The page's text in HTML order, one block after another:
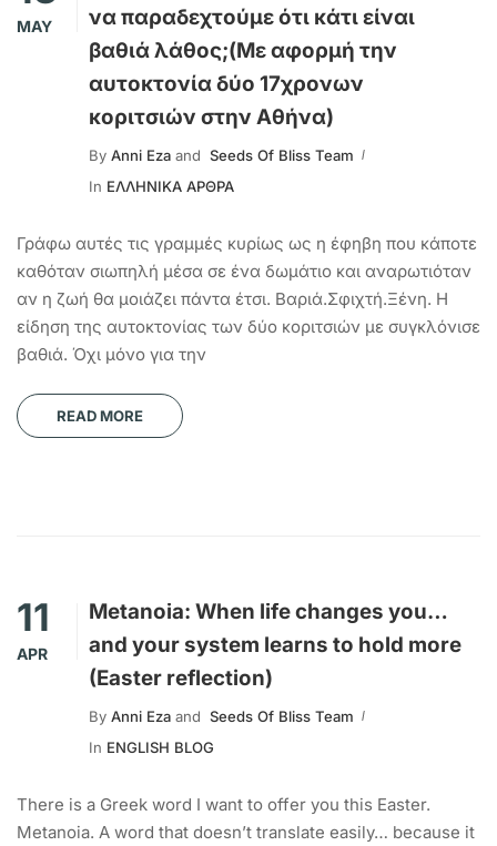
MAY
να παραδεχτούμε ότι κάτι είναι
βαθιά λάθος;(Με αφορμή την
αυτοκτονία δύο 17χρονων
κοριτσιών στην Αθήνα)
By Anni Eza and Seeds Of Bliss Team
In ΕΛΛΗΝΙΚΑ ΑΡΘΡΑ
Γράφω αυτές τις γραμμές κυρίως ως η έφηβη που κάποτε
καθόταν σιωπηλή μέσα σε ένα δωμάτιο και αναρωτιόταν
αν η ζωή θα μοιάζει πάντα έτσι. Βαριά.Σφιχτή.Ξένη. Η
είδηση της αυτοκτονίας των δύο κοριτσιών με συγκλόνισε
βαθιά. Όχι μόνο για την
READ MORE
11
APR
Metanoia: When life changes you…
and your system learns to hold more
(Easter reflection)
By Anni Eza and Seeds Of Bliss Team
In ENGLISH BLOG
There is a Greek word I want to offer you this Easter.
Metanoia. A word that doesn’t translate easily… because it